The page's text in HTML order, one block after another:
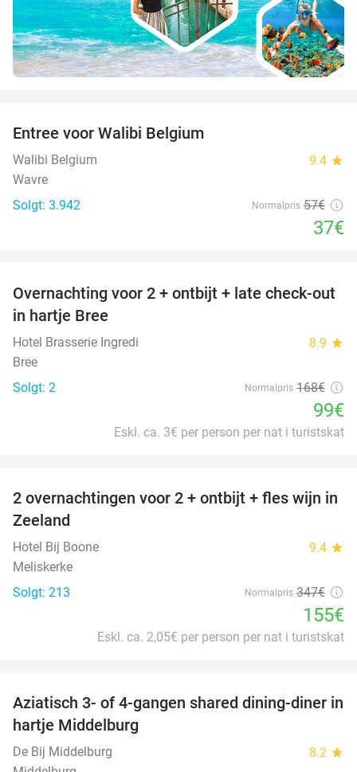
Entree voor Walibi Belgium
Walibi Belgium 9.4 star
Wavre
Solgt: 3.942
Normalpris 57€
37€
41%
DAG
Overnachting voor 2 + ontbijt + late check-out
in hartje Bree
Hotel Brasserie Ingredi 8.9 star
Bree
Solgt: 2
Normalpris 168€
99€
Eskl. ca. 3€ per person per nat i turistskat
55%
2 overnachtingen voor 2 + ontbijt + fles wijn in
Zeeland
Hotel Bij Boone 9.4 star
Meliskerke
Solgt: 213
Normalpris 347€
155€
Eskl. ca. 2,05€ per person per nat i turistskat
36%
Aziatisch 3- of 4-gangen shared dining-diner in
hartje Middelburg
De Bij Middelburg 8.2 star